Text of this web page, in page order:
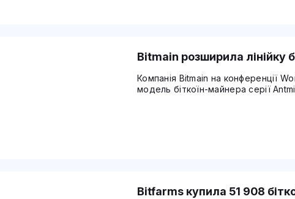
Bitmain розширила лінійку
Компанія Bitmain на конференції
модель біткоїн-майнера серії
Bitfarms купила 51 908